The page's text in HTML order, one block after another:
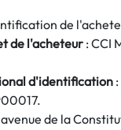
de
de l'acheteur : CCI
d'identification:
avenue de la